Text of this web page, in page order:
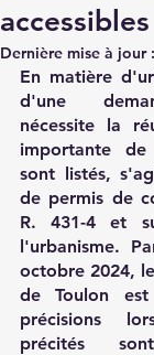
Dernière mise à jour :
En matière
d'une
nécessite la
importante de
sont listés,
de permis de
R. 431-4 et
l'urbanisme.
octobre 2024,
de Toulon
précisions
précités